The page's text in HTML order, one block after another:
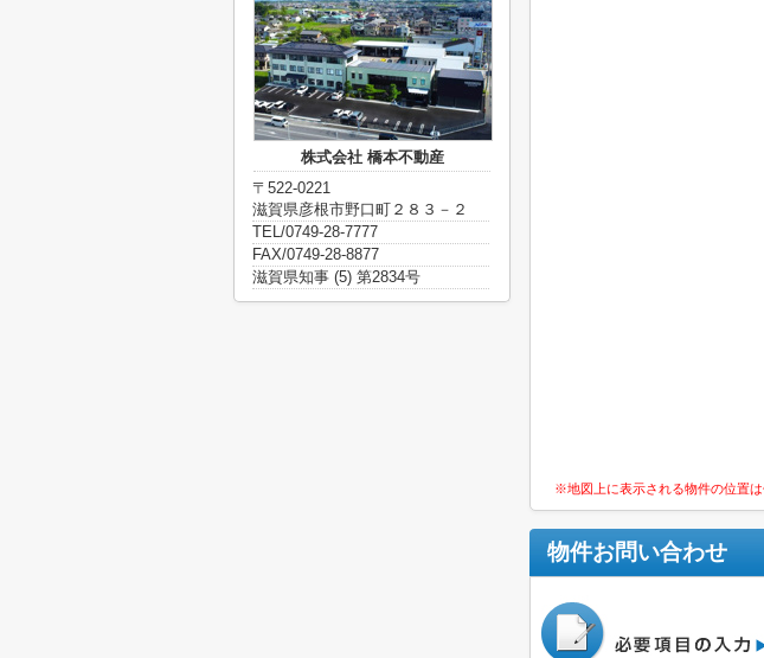
※地図上に表示される物件の位置
物件お問い合わせ
株式会社 橋本不動産
〒522-0221
滋賀県彦根市野口町２８３－２
TEL/0749-28-7777
FAX/0749-28-8877
滋賀県知事 (5) 第2834号